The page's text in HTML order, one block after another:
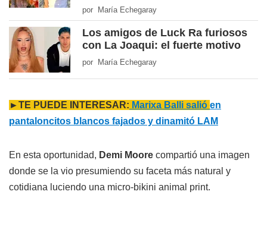
por María Echegaray
Los amigos de Luck Ra furiosos
con La Joaqui: el fuerte motivo
por María Echegaray
►TE PUEDE INTERESAR: Marixa Balli salió en
pantaloncitos blancos fajados y dinamitó LAM
En esta oportunidad, Demi Moore compartió una imagen
donde se la vio presumiendo su faceta más natural y
cotidiana luciendo una micro-bikini animal print.